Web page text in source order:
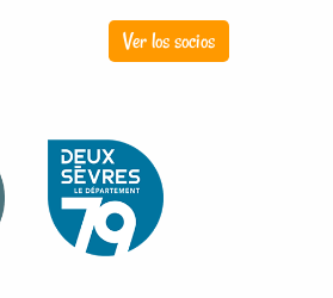
Ver los socios